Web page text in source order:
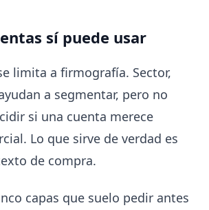
sí puede usar
limita a firmografía. Sector,
a segmentar, pero no
si una cuenta merece
Lo que sirve de verdad es
de compra.
capas que suelo pedir antes